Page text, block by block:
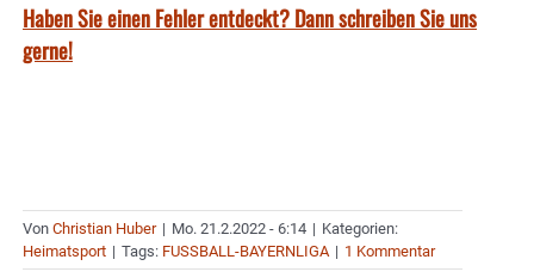
Haben Sie einen Fehler entdeckt? Dann schreiben Sie uns
gerne!
Von Christian Huber | Mo. 21.2.2022 - 6:14 | Kategorien:
Heimatsport | Tags: FUSSBALL-BAYERNLIGA | 1 Kommentar